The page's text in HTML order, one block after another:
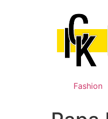
Fashion